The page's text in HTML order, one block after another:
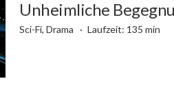
Unheimliche
Sci-Fi, Drama Laufzeit: 135 min